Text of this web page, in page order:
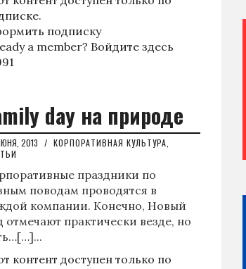
подписку
a member? Войдите здесь
day на природе
2013 / КОРПОРАТИВНАЯ КУЛЬТУРА
праздники по
поводам проводятся в
компании. Конечно, Новый
отмечают практически везде, но
контент доступен только по